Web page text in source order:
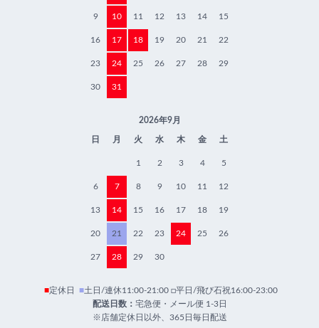
9 10 11 12 13 14 15
16 17 18 19 20 21 22
23 24 25 26 27 28 29
30 31
2026年9月
日 月 火 水 木 金 土
1 2 3 4 5
6 7 8 9 10 11 12
13 14 15 16 17 18 19
20 21 22 23 24 25 26
27 28 29 30
■定休日 ■土日/連休11:00-21:00 □平日/飛び石祝16:00-23:00
配送日数： 宅急便・メール便 1-3日
※店舗定休日以外、365日毎日配送